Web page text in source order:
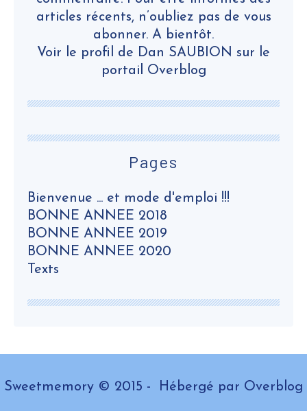
Pages
Bienvenue ... et mode d'emploi !!!
BONNE ANNEE 2018
BONNE ANNEE 2019
BONNE ANNEE 2020
Texts
articles récents, n’oubliez pas de vous
abonner. A bientôt.
Voir le profil de Dan SAUBION sur le
portail Overblog
Sweetmemory © 2015 - Hébergé par Overblog